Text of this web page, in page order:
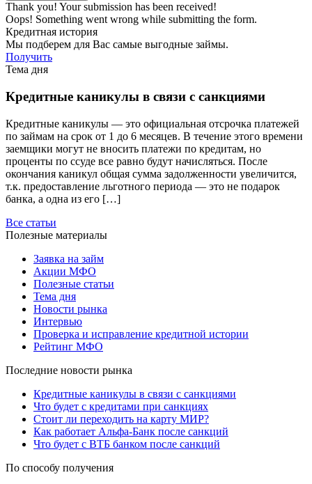
Thank you! Your submission has been received!
Oops! Something went wrong while submitting the form.
Кредитная история
Мы подберем для Вас самые выгодные займы.
Получить
Тема дня
Кредитные каникулы в связи с санкциями
Кредитные каникулы — это официальная отсрочка платежей
по займам на срок от 1 до 6 месяцев. В течение этого времени
заемщики могут не вносить платежи по кредитам, но
проценты по ссуде все равно будут начисляться. После
окончания каникул общая сумма задолженности увеличится,
т.к. предоставление льготного периода — это не подарок
банка, а одна из его […]
Все статьи
Полезные материалы
Заявка на займ
Акции МФО
Полезные статьи
Тема дня
Новости рынка
Интервью
Проверка и исправление кредитной истории
Рейтинг МФО
Последние новости рынка
Кредитные каникулы в связи с санкциями
Что будет с кредитами при санкциях
Стоит ли переходить на карту МИР?
Как работает Альфа-Банк после санкций
Что будет с ВТБ банком после санкций
По способу получения